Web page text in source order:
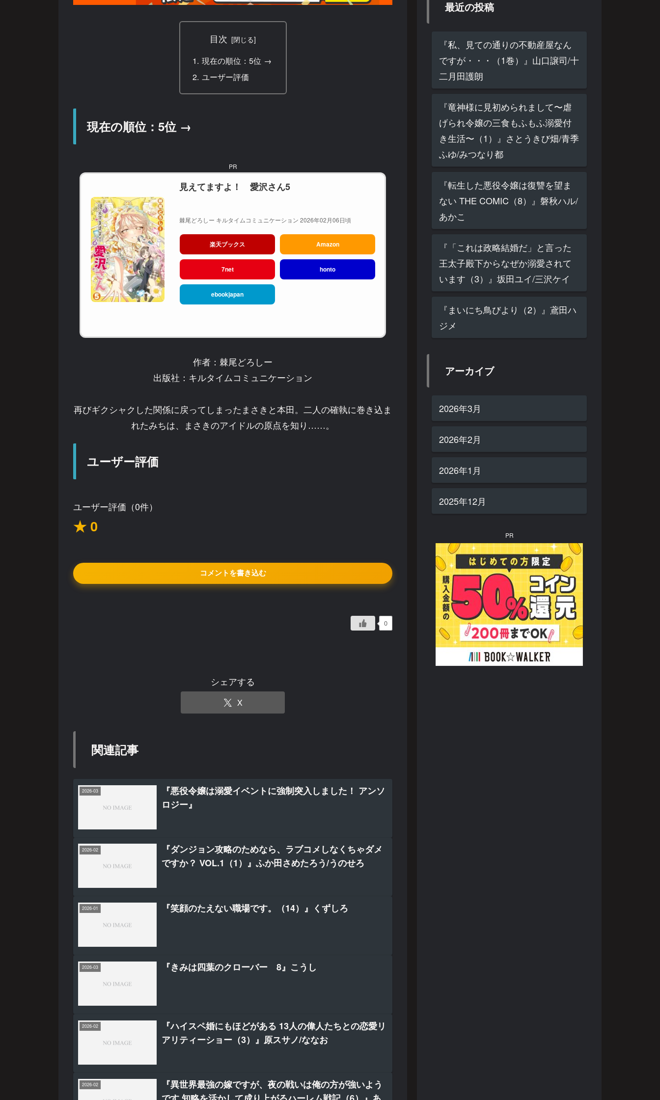
目次
現在の順位：5位 →
ユーザー評価
現在の順位：5位 →
PR
見えてますよ！ 愛沢さん5
棘尾どろしー キルタイムコミュニケーション 2026年02月06日頃
楽天ブックス Amazon
7net honto
ebookjapan
作者：棘尾どろしー
出版社：キルタイムコミュニケーション
再びギクシャクした関係に戻ってしまったまさきと本田。二人の確執に巻き込ま
れたみちは、まさきのアイドルの原点を知り……。
ユーザー評価
ユーザー評価（0件）
★ 0
コメントを書き込む
0
シェアする
X
関連記事
2026-03
『悪役令嬢は溺愛イベントに強制突入しました！ アンソ
ロジー』
2026-02
『ダンジョン攻略のためなら、ラブコメしなくちゃダメ
ですか？ VOL.1（1）』ふか田さめたろう/うのせろ
2026-01 『笑顔のたえない職場です。（14）』くずしろ
2026-03 『きみは四葉のクローバー 8』こうし
2026-02
『ハイスペ婚にもほどがある 13人の偉人たちとの恋愛リ
アリティーショー（3）』原スサノ/ななお
2026-02
『異世界最強の嫁ですが、夜の戦いは俺の方が強いよう
最近の投稿
『私、見ての通りの不動産屋なん
ですが・・・（1巻）』山口譲司/十
二月田護朗
『竜神様に見初められまして〜虐
げられ令嬢の三食もふもふ溺愛付
き生活〜（1）』さとうきび畑/青季
ふゆ/みつなり都
『転生した悪役令嬢は復讐を望ま
ない THE COMIC（8）』磐秋ハル/
あかこ
『「これは政略結婚だ」と言った
王太子殿下からなぜか溺愛されて
います（3）』坂田ユイ/三沢ケイ
『まいにち鳥びより（2）』鳶田ハ
ジメ
アーカイブ
2026年3月
2026年2月
2026年1月
2025年12月
PR